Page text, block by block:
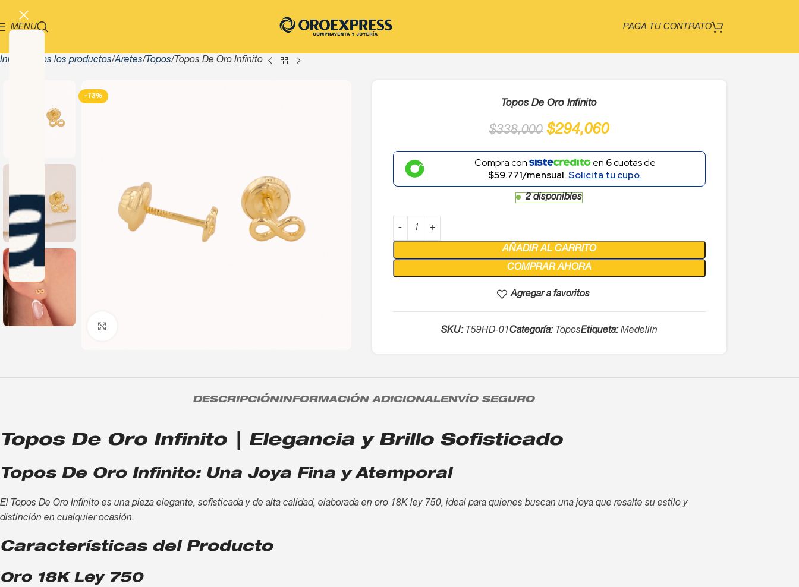
MENU PAGA TU CONTRATO
Inicio Todos los productos Aretes Topos Topos De Oro Infinito
-13%
Topos De Oro Infinito
$338,000 $294,060
Compra con en 6cuotas de
$59.771/mensual.Solicita tu cupo.
2 disponibles
AÑADIR AL CARRITO
COMPRAR AHORA
Agregar a favoritos
SKU: T59HD-01Categoría: ToposEtiqueta: Medellín
DESCRIPCIÓNINFORMACIÓN ADICIONALENVÍO SEGURO
Topos De Oro Infinito | Elegancia y Brillo Sofisticado
Topos De Oro Infinito: Una Joya Fina y Atemporal
El Topos De Oro Infinito es una pieza elegante, sofisticada y de alta calidad, elaborada en oro 18K ley 750, ideal para quienes buscan una joya que resalte su estilo y
distinción en cualquier ocasión.
Características del Producto
Oro 18K Ley 750